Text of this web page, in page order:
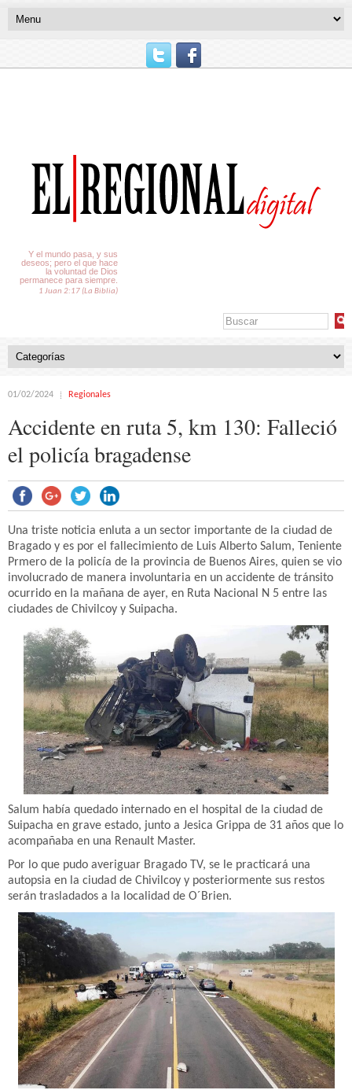
Y el mundo pasa, y sus
deseos; pero el que hace
la voluntad de Dios
permanece para siempre.
1 Juan 2:17 (La Biblia)
01/02/2024 Regionales
Accidente en ruta 5, km 130: Falleció
el policía bragadense
Una triste noticia enluta a un sector importante de la ciudad de
Bragado y es por el fallecimiento de Luis Alberto Salum, Teniente
Prmero de la policía de la provincia de Buenos Aires, quien se vio
involucrado de manera involuntaria en un accidente de tránsito
ocurrido en la mañana de ayer, en Ruta Nacional N 5 entre las
ciudades de Chivilcoy y Suipacha.
Salum había quedado internado en el hospital de la ciudad de
Suipacha en grave estado, junto a Jesica Grippa de 31 años que lo
acompañaba en una Renault Master.
Por lo que pudo averiguar Bragado TV, se le practicará una
autopsia en la ciudad de Chivilcoy y posteriormente sus restos
serán trasladados a la localidad de O´Brien.